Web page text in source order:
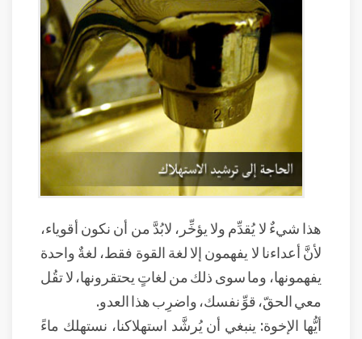
هذا شيءٌ لا يُقدِّم ولا يؤخِّر، لابُدَّ من أن نكون أقوياء،
لأنَّ أعداءنا لا يفهمون إلا لغة القوة فقط، لغةٌ واحدة
يفهمونها، وما سوى ذلك من لغاتٍ يحتقرونها، لا تقُل
معي الحقّ، قوِّ نفسك، واضرِب هذا العدو.
أيُّها الإخوة: ينبغي أن يُرشَّد استهلاكنا، نستهلك ماءً